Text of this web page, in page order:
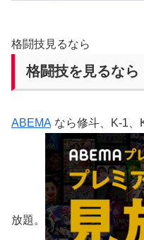
格闘技見るなら
格闘技を見るなら
ABEMA なら修斗、K-1
放題。